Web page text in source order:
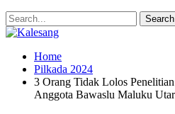
Home
Pilkada 2024
3 Orang Tidak Lolos
Anggota Bawaslu Maluku